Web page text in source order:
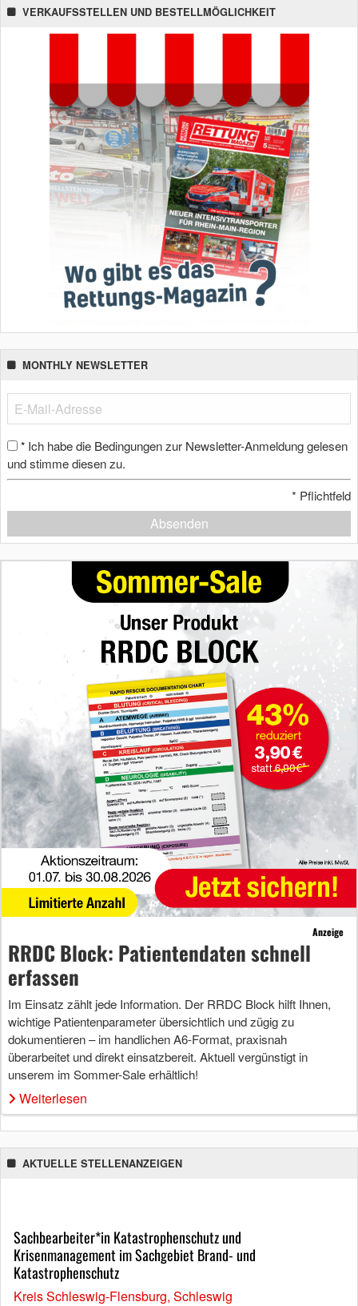
VERKAUFSSTELLEN UND BESTELLMÖGLICHKEIT
MONTHLY NEWSLETTER
* Ich habe die Bedingungen zur Newsletter-Anmeldung gelesen
und stimme diesen zu.
* Pflichtfeld
Absenden
Anzeige
RRDC Block: Patientendaten schnell
erfassen
Im Einsatz zählt jede Information. Der RRDC Block hilft Ihnen,
wichtige Patientenparameter übersichtlich und zügig zu
dokumentieren – im handlichen A6-Format, praxisnah
überarbeitet und direkt einsatzbereit. Aktuell vergünstigt in
unserem im Sommer-Sale erhältlich!
Weiterlesen
AKTUELLE STELLENANZEIGEN
Sachbearbeiter*in Katastrophenschutz und
Krisenmanagement im Sachgebiet Brand- und
Katastrophenschutz
Kreis Schleswig-Flensburg, Schleswig